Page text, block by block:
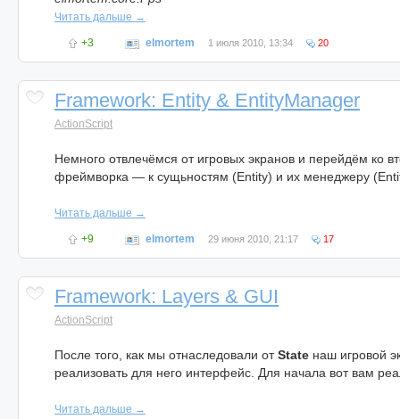
Читать дальше →
+3 elmortem 1 июля 2010, 13:34 20
Framework: Entity & EntityManager
ActionScript
Немного отвлечёмся от игровых экранов и перейдём ко
фреймворка — к сущьностям (Entity) и их менеджеру
Читать дальше →
+9 elmortem 29 июня 2010, 21:17 17
Framework: Layers & GUI
ActionScript
После того, как мы отнаследовали отState наш игровой
реализовать для него интерфейс. Для начала вот вам
Читать дальше →